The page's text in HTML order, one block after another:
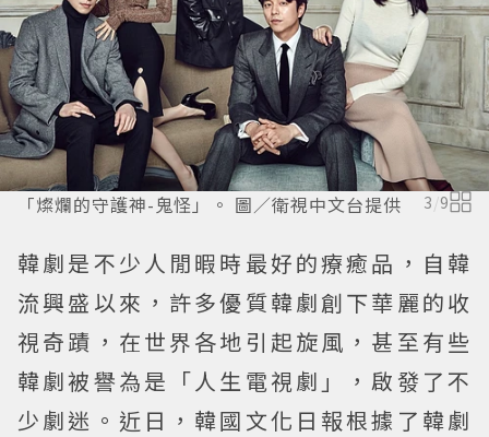
「燦爛的守護神-鬼怪」。 圖／衛視中文台提供 3 /9
韓劇是不少人閒暇時最好的療癒品，自韓
流興盛以來，許多優質韓劇創下華麗的收
視奇蹟，在世界各地引起旋風，甚至有些
韓劇被譽為是「人生電視劇」，啟發了不
少劇迷。近日，韓國文化日報根據了韓劇